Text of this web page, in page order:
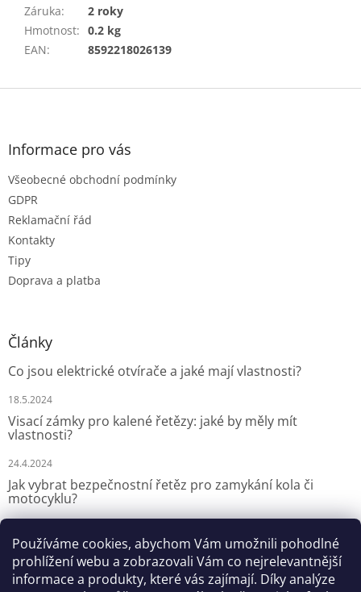
Používáme cookies, abychom Vám umožnili pohodlné
prohlížení webu a zobrazovali Vám co nejrelevantnější
informace a produkty, které vás zajímají. Díky analýze
Záruka:
2 roky
Hmotnost: 0.2 kg
EAN: 8592218026139
Z
Informace pro vás
Všeobecné obchodní podmínky
GDPR
Reklamační řád
Kontakty
Tipy
Doprava a platba
Články
Co jsou elektrické otvírače a jaké mají vlastnosti?
18.5.2024
Visací zámky pro kalené řetězy: jaké by měly mít
vlastnosti?
24.4.2024
Jak vybrat bezpečnostní řetěz pro zamykání kola či
motocyklu?
Kontakt